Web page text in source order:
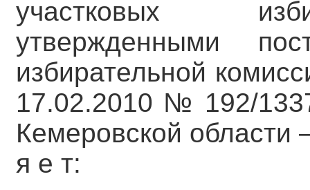
участковых
утвержденными
избирательной
17.02.2010 № 192/
Кемеровской
я е т: